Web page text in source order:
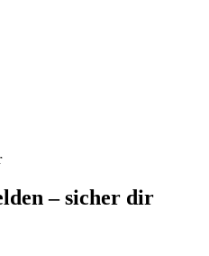
– sicher dir